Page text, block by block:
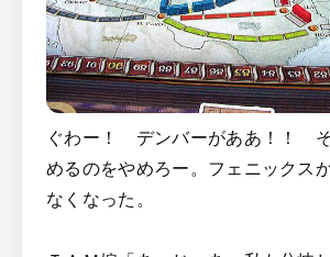
ぐわー！ デンバーがああ！！
めるのをやめろー。フェニックス
なくなった。